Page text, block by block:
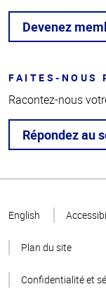
Devenez
FAITES-NOUS
Racontez-nous
Répondez au
page
English
Plan du site
Confidentialité et